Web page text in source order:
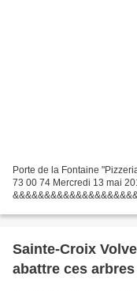
Porte de la Fontaine
73 00 74 Mercredi 13 mai
Sainte-Croix
abattre ces arbres